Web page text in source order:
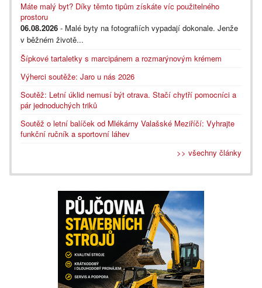
Máte malý byt? Díky těmto tipům získáte víc použitelného
prostoru
06.08.2026 - Malé byty na fotografiích vypadají dokonale. Jenže
v běžném životě...
Šípkové tartaletky s marcipánem a rozmarýnovým krémem
Výherci soutěže: Jaro u nás 2026
Soutěž: Letní úklid nemusí být otrava. Stačí chytří pomocníci a
pár jednoduchých triků
Soutěž o letní balíček od Mlékárny Valašské Meziříčí: Vyhrajte
funkční ručník a sportovní láhev
>> všechny články